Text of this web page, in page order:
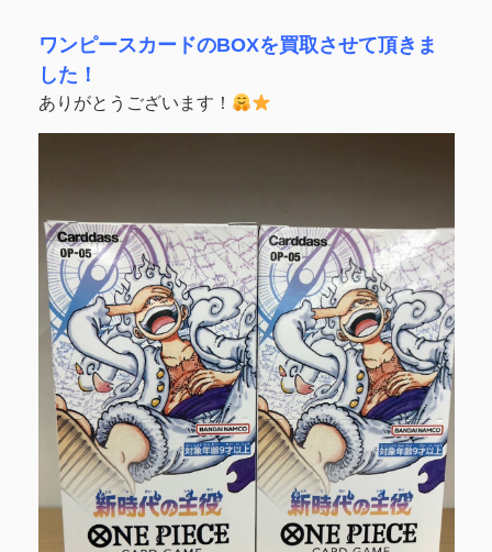
ワンピースカードのBOXを買取させて頂きま
した！
ありがとうございます！